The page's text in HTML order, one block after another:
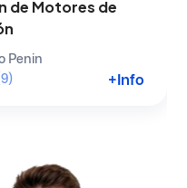
de Motores de
Penin
+Info